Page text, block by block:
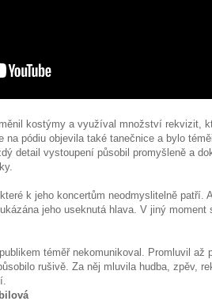
kostýmy a využíval množství rekvizit,
pódiu objevila také tanečnice a bylo
detail vystoupení působil promyšleně a
k jeho koncertům neodmyslitelně patří.
jeho useknutá hlava. V jiný moment
téměř nekomunikoval. Promluvil až
rušivě. Za něj mluvila hudba, zpěv,